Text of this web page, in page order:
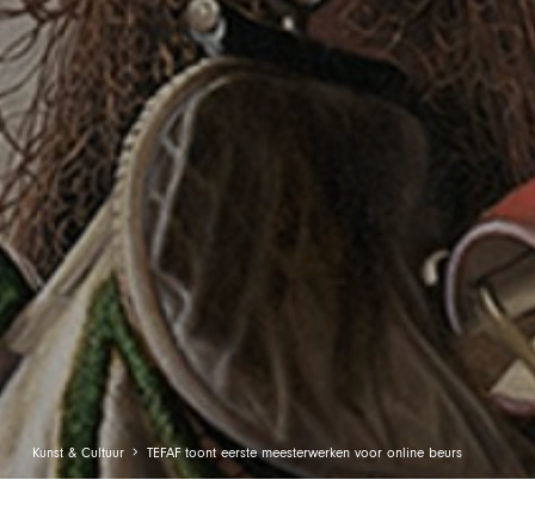
Kunst & Cultuur TEFAF toont eerste meesterwerken voor online beurs